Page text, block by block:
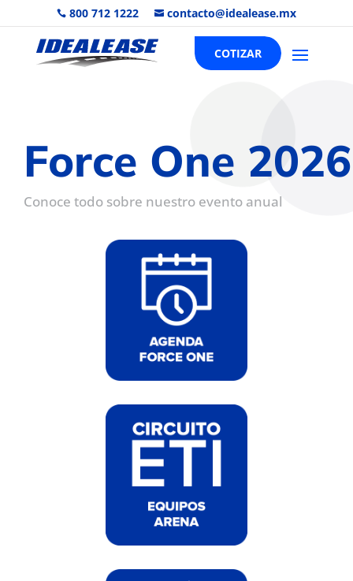
 800 712 1222  contacto@idealease.mx
COTIZAR
Force One 2026
Conoce todo sobre nuestro evento anual